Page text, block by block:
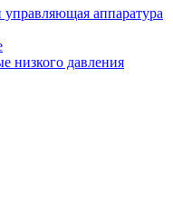
управляющая аппаратура
низкого давления